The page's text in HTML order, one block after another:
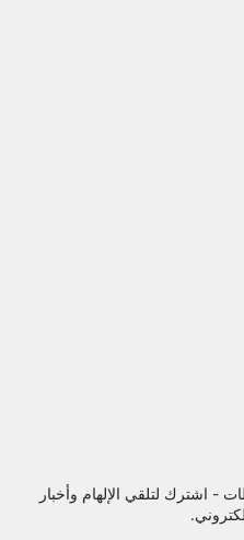
- اشترك لتلقي الإلهام وأخبار